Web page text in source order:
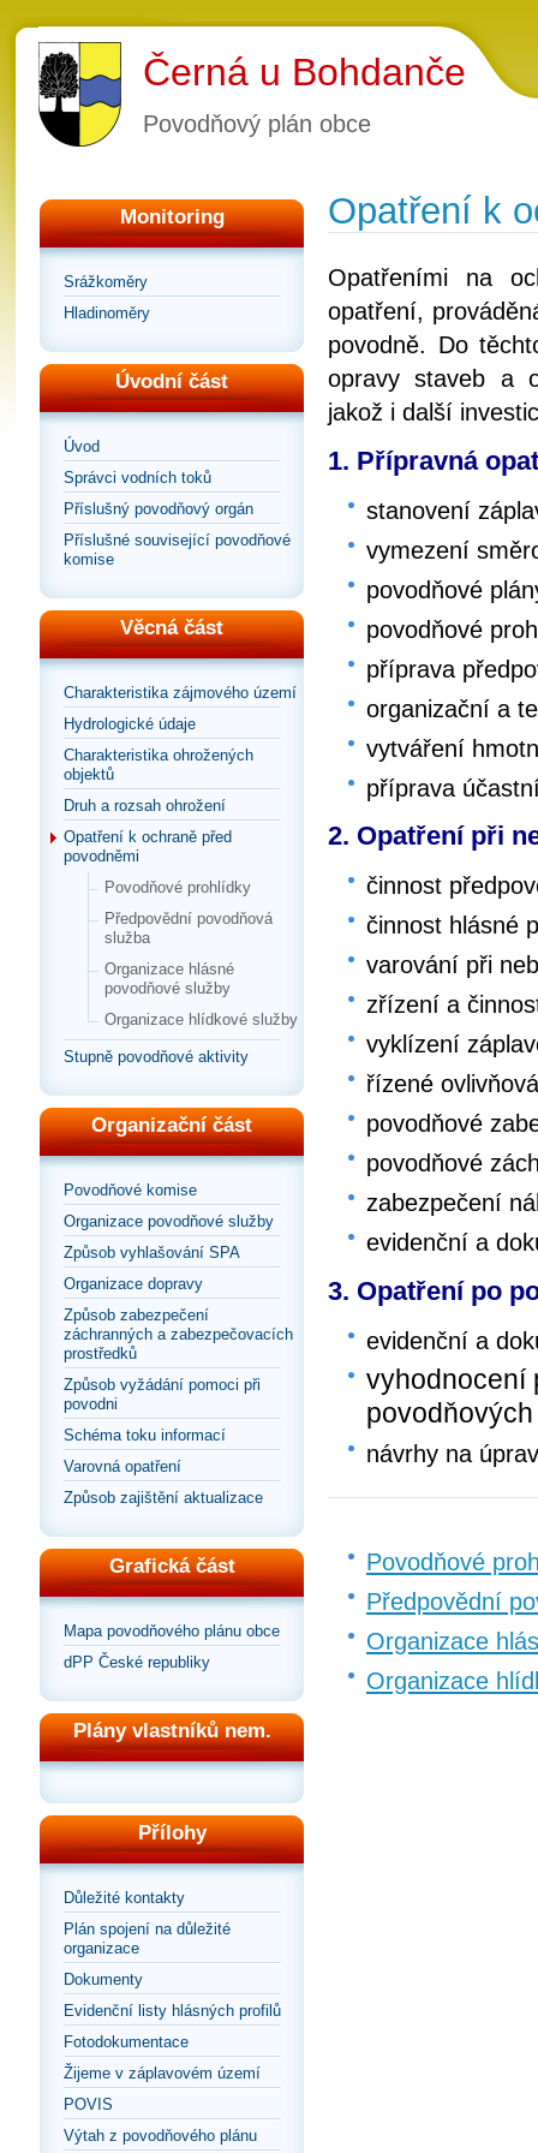
Černá u Bohdanče
Povodňový plán obce
Monitoring
Srážkoměry
Hladinoměry
Úvodní část
Úvod
Správci vodních toků
Příslušný povodňový orgán
Příslušné související povodňové
komise
Věcná část
Charakteristika zájmového území
Hydrologické údaje
Charakteristika ohrožených
objektů
Druh a rozsah ohrožení
Opatření k ochraně před
povodněmi
Povodňové prohlídky
Předpovědní povodňová
služba
Organizace hlásné
povodňové služby
Organizace hlídkové služby
Stupně povodňové aktivity
Organizační část
Povodňové komise
Organizace povodňové služby
Způsob vyhlašování SPA
Organizace dopravy
Způsob zabezpečení
záchranných a zabezpečovacích
prostředků
Způsob vyžádání pomoci při
povodni
Schéma toku informací
Varovná opatření
Způsob zajištění aktualizace
Grafická část
Mapa povodňového plánu obce
dPP České republiky
Plány vlastníků nem.
Přílohy
Důležité kontakty
Plán spojení na důležité
organizace
Dokumenty
Evidenční listy hlásných profilů
Fotodokumentace
Žijeme v záplavovém území
POVIS
Výtah z povodňového plánu
Opatření k
Opatřeními na
opatření,
povodně. Do
opravy staveb a
jakož i další
1. Přípravná
stanovení
vymezení
povodňové
povodňové
příprava
organizační a
vytváření
příprava
2. Opatření při
činnost
činnost hlásné
varování při
zřízení a
vyklízení
řízené
povodňové
povodňové
zabezpečení
evidenční a
3. Opatření po
evidenční a
vyhodnocení
návrhy na
Povodňové
Předpovědní
Organizace
Organizace